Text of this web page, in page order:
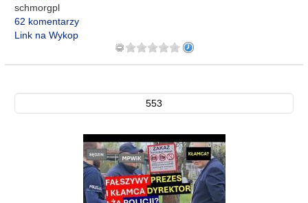
schmorgpl
62 komentarzy
Link na Wykop
553